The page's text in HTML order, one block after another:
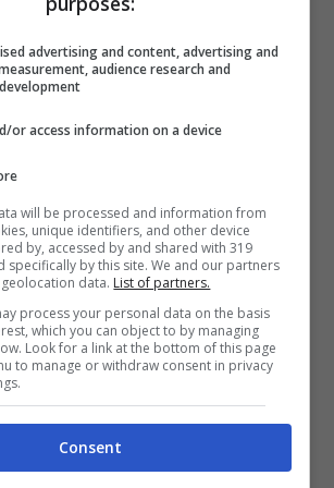
(AnsaFoto)
date di apertura dei saldi, ci
solita bagarre tra i centri
Italia, da Milano a Bologna,
Via Del Corso a Roma. Da
advertising and content, advertising and
audience research and
or access information on a device
will be processed and information from
unique identifiers, and other device
by, accessed by and shared with 319
specifically by this site. We and our partners
data. List of partners.
process your personal data on the basis
which you can object to by managing
Look for a link at the bottom of this page
to manage or withdraw consent in privacy
Consent